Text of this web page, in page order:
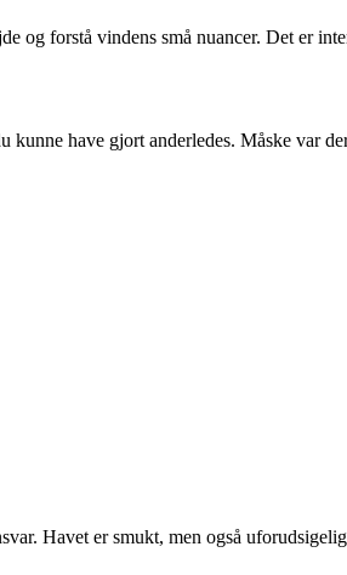
og forstå vindens små nuancer. Det er
have gjort anderledes. Måske var
Havet er smukt, men også